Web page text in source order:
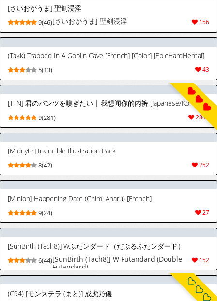
[さいおがうま] 聖剣浸淫
156
9(46)[さいおがうま] 聖剣浸淫
(Takk) Trapped In A Goblin Cave [French] [Color] [EpicHardHentai]
43
5(13)
[TTN] 君のパンツを嗅ぎたい | 我想闻你的内裤 [Japanese/Korean/Chinese]
2844
9(281)
[Midnyte] Invincible Illustration Pack
252
8(42)
[Minion] Happening Date (Chimi Anaru) [French]
27
9(24)
[SunBirth (Tach8)] Wふたンダード（だぶるふたンダード）
152
6(44)[SunBirth (Tach8)] W Futandard (Double
Futandard)
(C94) [モンステラ (まと)] 成虎乃儀